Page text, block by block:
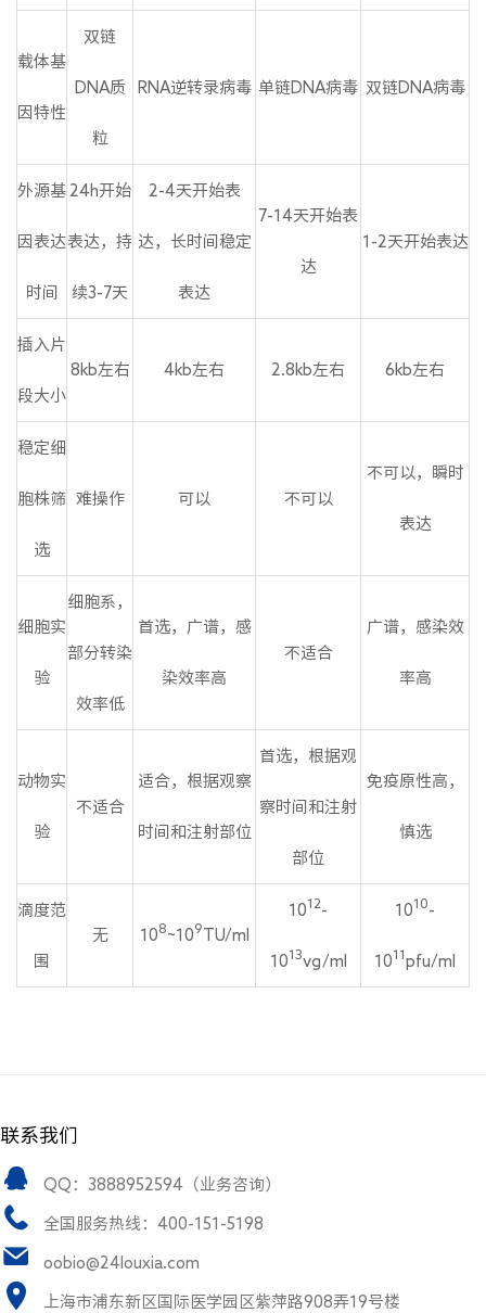
载体基
因特性
双链
DNA质
粒
RNA逆转录病毒 单链DNA病毒 双链DNA病毒
外源基
因表达
时间
24h开始
表达，持
续3-7天
2-4天开始表
达，长时间稳定
表达
7-14天开始表
达
1-2天开始表达
插入片
段大小
8kb左右 4kb左右 2.8kb左右 6kb左右
稳定细
胞株筛
选
难操作 可以 不可以
不可以，瞬时
表达
细胞实
验
细胞系，
部分转染
效率低
首选，广谱，感
染效率高
不适合
广谱，感染效
率高
动物实
验
不适合
适合，根据观察
时间和注射部位
首选，根据观
察时间和注射
部位
免疫原性高，
慎选
滴度范
围
无 108~109TU/ml
1012-
1013vg/ml
1010-
1011pfu/ml
联系我们
QQ：3888952594（业务咨询）
全国服务热线：400-151-5198
oobio@24louxia.com
上海市浦东新区国际医学园区紫萍路908弄19号楼